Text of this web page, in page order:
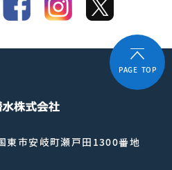
市安岐町瀬戸田1300番地
PAGE TOP